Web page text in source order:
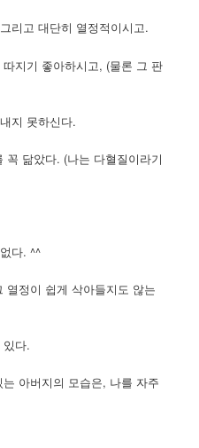
리고 대단히 열정적이시고.
지기 좋아하시고, (물론 그 판
지 못하신다.
닮았다. (나는 다혈질이라기
다. ^^
열정이 쉽게 삭아들지도 않는
다.
아버지의 모습은, 나를 자주